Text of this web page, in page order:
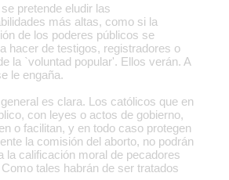
pretende eludir las
más altas, como si la
de los poderes públicos se
hacer de testigos, registradores o
la `voluntad popular'. Ellos verán. A
le engaña.
es clara. Los católicos que en
con leyes o actos de gobierno,
o facilitan, y en todo caso protegen
la comisión del aborto, no podrán
la calificación moral de pecadores
tales habrán de ser tratados